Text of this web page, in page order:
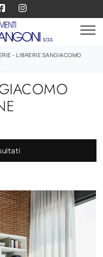
- LIBRERIE SANGIACOMO